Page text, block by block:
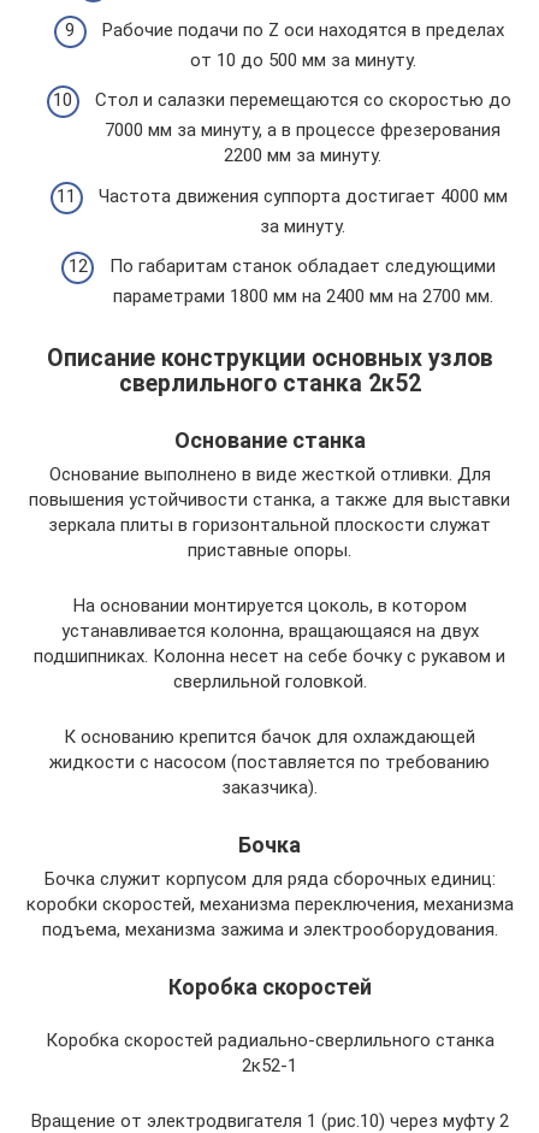
Рабочие подачи по Z оси находятся в пределах
от 10 до 500 мм за минуту.
Стол и салазки перемещаются со скоростью до
7000 мм за минуту, а в процессе фрезерования
2200 мм за минуту.
Частота движения суппорта достигает 4000 мм
за минуту.
По габаритам станок обладает следующими
параметрами 1800 мм на 2400 мм на 2700 мм.
Описание конструкции основных узлов
сверлильного станка 2к52
Основание станка
Основание выполнено в виде жесткой отливки. Для
повышения устойчивости станка, а также для выставки
зеркала плиты в горизонтальной плоскости служат
приставные опоры.
На основании монтируется цоколь, в котором
устанавливается колонна, вращающаяся на двух
подшипниках. Колонна несет на себе бочку с рукавом и
сверлильной головкой.
К основанию крепится бачок для охлаждающей
жидкости с насосом (поставляется по требованию
заказчика).
Бочка
Бочка служит корпусом для ряда сборочных единиц:
коробки скоростей, механизма переключения, механизма
подъема, механизма зажима и электрооборудования.
Коробка скоростей
Коробка скоростей радиально-сверлильного станка
2к52-1
Вращение от электродвигателя 1 (рис.10) через муфту 2